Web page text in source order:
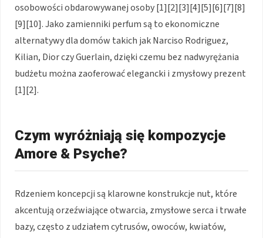
osobowości obdarowywanej osoby [1][2][3][4][5][6][7][8]
[9][10]. Jako zamienniki perfum są to ekonomiczne
alternatywy dla domów takich jak Narciso Rodriguez,
Kilian, Dior czy Guerlain, dzięki czemu bez nadwyrężania
budżetu można zaoferować elegancki i zmysłowy prezent
[1][2].
Czym wyróżniają się kompozycje
Amore & Psyche?
Rdzeniem koncepcji są klarowne konstrukcje nut, które
akcentują orzeźwiające otwarcia, zmysłowe serca i trwałe
bazy, często z udziałem cytrusów, owoców, kwiatów,